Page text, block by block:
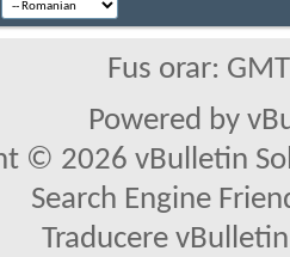
Fus orar:
Powered by
© 2026 vBulletin
Search Engine
Traducere